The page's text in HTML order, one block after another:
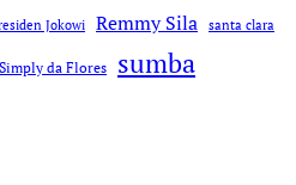
Jokowi Remmy Sila santa clara
Simply da Flores sumba